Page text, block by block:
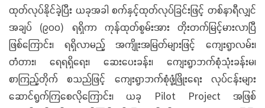
ထုတ်လုပ်နိုင်ခဲ့ပြီး ယခုအခါ စက်နှင့်ထုတ်လုပ်ခြင်းဖြင့် တစ်နာရီလျှင်
အချပ် (၉၀၀) ရရှိကာ ကုန်ထုတ်စွမ်းအား တိုးတက်မြင့်မားလာပြီ
ဖြစ်ကြောင်း၊ ရရှိလာမည့် အကျိုးအမြတ်များဖြင့် ကျေးရွာလမ်း၊
တံတား၊ ရေရရှိရေး၊ ဆေးပေးခန်း၊ ကျေးရွာဘက်စုံသုံးခန်းမ၊
စာကြည့်တိုက် စသည်ဖြင့် ကျေးရွာဘက်စုံဖွံ့ဖြိုးရေး လုပ်ငန်းများ
ဆောင်ရွက်ကြစေလိုကြောင်း၊ ယခု Pilot Project အဖြစ်